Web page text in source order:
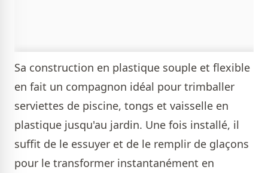
Sa construction en plastique souple et flexible
en fait un compagnon idéal pour trimballer
serviettes de piscine, tongs et vaisselle en
plastique jusqu'au jardin. Une fois installé, il
suffit de le essuyer et de le remplir de glaçons
pour le transformer instantanément en